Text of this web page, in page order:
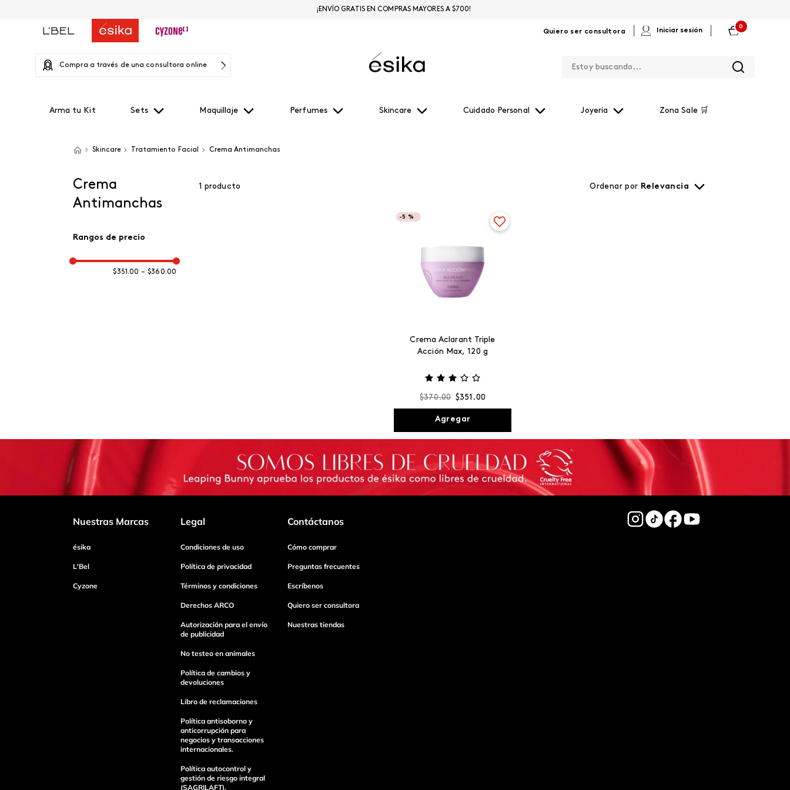
Quiero ser consultora Iniciar sesión
0
Compra a través de una consultora online
Arma tu Kit Sets Maquillaje Perfumes Skincare Cuidado Personal Joyería Zona Sale 🛒
¡ENVÍO GRATIS EN COMPRAS MAYORES A $700!
Skincare Tratamiento Facial Crema Antimanchas
Crema
Antimanchas
Rangos de precio
$351.00 – $360.00
1 producto Ordenar por Relevancia
Crema Aclarant Triple
Acción Max, 120 g
-5 %
$370.00 $351 .00
Agregar
Nuestras Marcas
ésika
L'Bel
Cyzone
Legal
Condiciones de uso
Política de privacidad
Términos y condiciones
Derechos ARCO
Autorización para el envío
de publicidad
No testeo en animales
Política de cambios y
devoluciones
Libro de reclamaciones
Política antisoborno y
anticorrupción para
negocios y transacciones
internacionales.
Política autocontrol y
gestión de riesgo integral
(SAGRILAFT).
Contáctanos
Cómo comprar
Preguntas frecuentes
Escríbenos
Quiero ser consultora
Nuestras tiendas